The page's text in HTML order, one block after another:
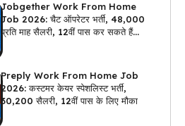
Jobgether Work From Home
Job 2026: चैट ऑपरेटर भर्ती, ₹48,000
प्रति माह सैलरी, 12वीं पास कर सकते हैं
Preply Work From Home Job
2026: कस्टमर केयर स्पेशलिस्ट भर्ती,
₹30,200 सैलरी, 12वीं पास के लिए मौका